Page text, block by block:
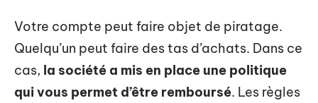
Votre compte peut faire objet de piratage.
Quelqu’un peut faire des tas d’achats. Dans ce
cas, la société a mis en place une politique
qui vous permet d’être remboursé. Les règles